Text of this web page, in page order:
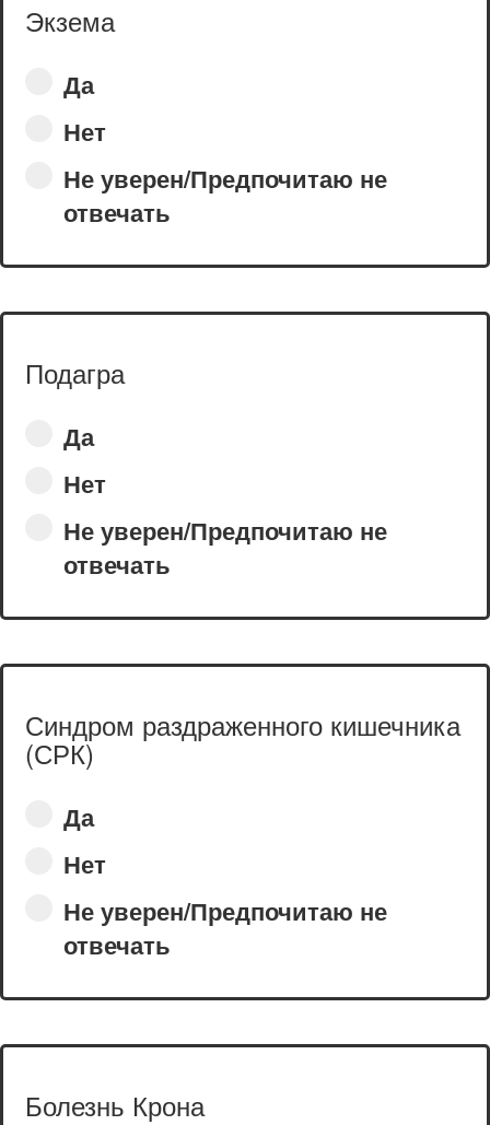
Экзема
Да
Нет
Не уверен/Предпочитаю не
отвечать
Подагра
Да
Нет
Не уверен/Предпочитаю не
отвечать
Синдром раздраженного кишечника
(СРК)
Да
Нет
Не уверен/Предпочитаю не
отвечать
Болезнь Крона